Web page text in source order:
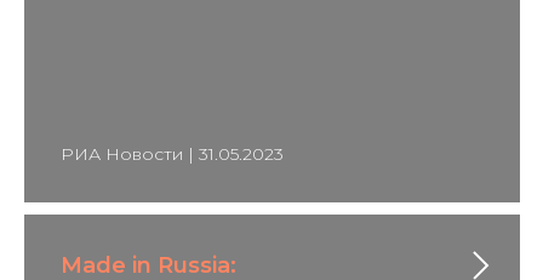
РИА Новости | 31.05.2023
Made in Russia: